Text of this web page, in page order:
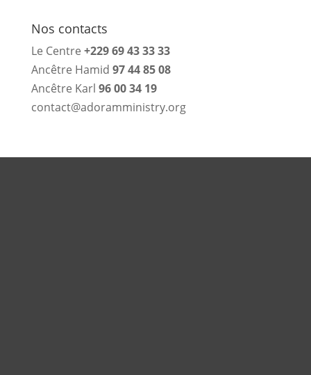
Nos contacts
Le Centre +229 69 43 33 33
Ancêtre Hamid 97 44 85 08
Ancêtre Karl 96 00 34 19
contact@adoramministry.org